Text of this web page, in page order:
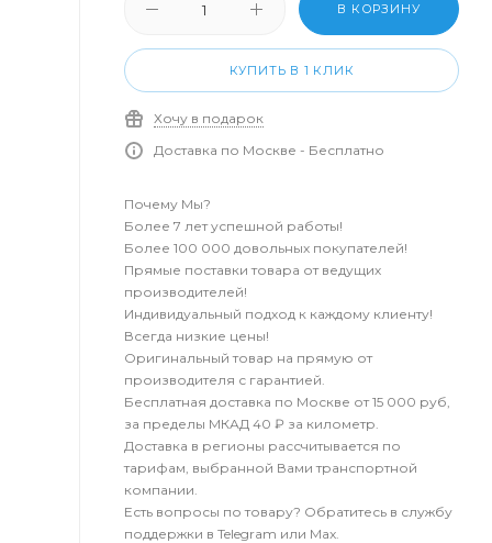
В КОРЗИНУ
КУПИТЬ В 1 КЛИК
Хочу в подарок
Доставка по Москве - Бесплатно
Почему Мы?
Более 7 лет успешной работы!
Более 100 000 довольных покупателей!
Прямые поставки товара от ведущих
производителей!
Индивидуальный подход к каждому клиенту!
Всегда низкие цены!
Оригинальный товар на прямую от
производителя с гарантией.
Бесплатная доставка по Москве от 15 000 руб,
за пределы МКАД 40 ₽ за километр.
Доставка в регионы рассчитывается по
тарифам, выбранной Вами транспортной
компании.
Есть вопросы по товару? Обратитесь в службу
поддержки в Telegram или Max.